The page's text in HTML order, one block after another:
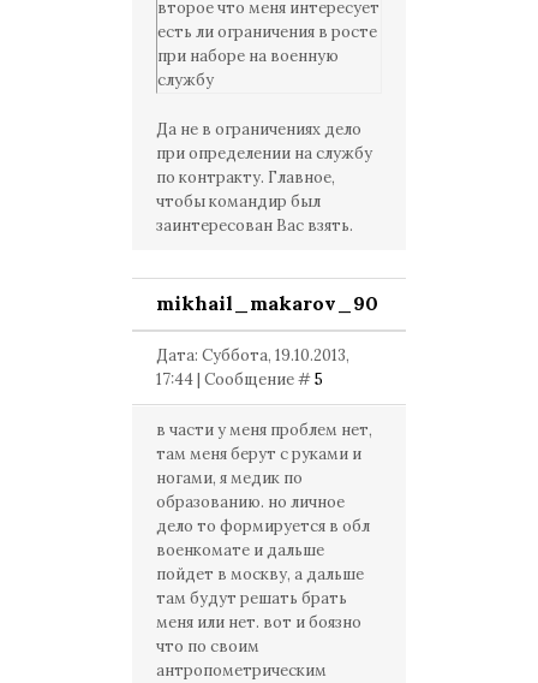
второе что меня интересует
есть ли ограничения в росте
при наборе на военную
службу
Да не в ограничениях дело
при определении на службу
по контракту. Главное,
чтобы командир был
заинтересован Вас взять.
mikhail_makarov_90
Дата: Суббота, 19.10.2013,
17:44 | Сообщение #5
в части у меня проблем нет,
там меня берут с руками и
ногами, я медик по
образованию. но личное
дело то формируется в обл
военкомате и дальше
пойдет в москву, а дальше
там будут решать брать
меня или нет. вот и боязно
что по своим
антропометрическим